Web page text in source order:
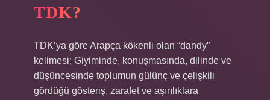
TDK?
TDK’ya göre Arapça kökenli olan “dandy”
kelimesi; Giyiminde, konuşmasında, dilinde ve
düşüncesinde toplumun gülünç ve çelişkili
gördüğü gösteriş, zarafet ve aşırılıklara